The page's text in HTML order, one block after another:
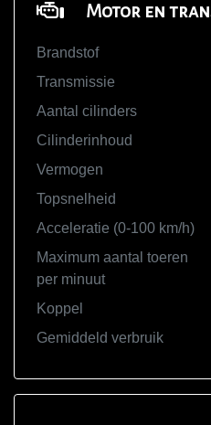
Motor en
Brandstof
Transmissie
Aantal cilinders
Cilinderinhoud
Vermogen
Topsnelheid
Acceleratie (0-100 km/h)
Maximum aantal toeren
per minuut
Koppel
Gemiddeld verbruik